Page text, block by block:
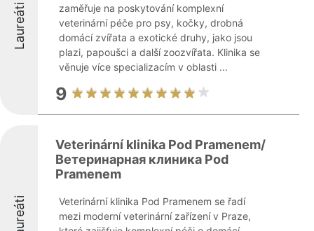
Laureáti
zaměřuje na poskytování komplexní
veterinární péče pro psy, kočky, drobná
domácí zvířata a exotické druhy, jako jsou
plazi, papoušci a další zoozvířata. Klinika se
věnuje více specializacím v oblasti ...
9
Laureáti
Veterinární klinika Pod Pramenem/
Ветеринарная клиника Pod
Pramenem
Veterinární klinika Pod Pramenem se řadí
mezi moderní veterinární zařízení v Praze,